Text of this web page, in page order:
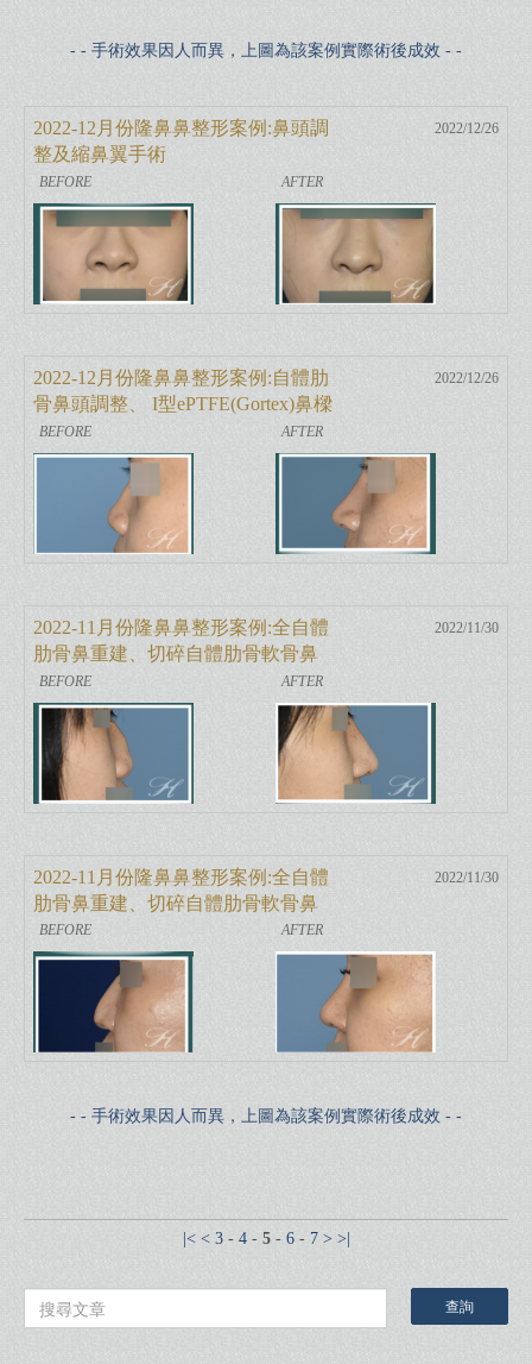
- - 手術效果因人而異，上圖為該案例實際術後成效 - -
2022-12月份隆鼻鼻整形案例:鼻頭調
整及縮鼻翼手術
2022/12/26
2022-12月份隆鼻鼻整形案例:自體肋
骨鼻頭調整、 I型ePTFE(Gortex)鼻樑
增高
2022/12/26
2022-11月份隆鼻鼻整形案例:全自體
肋骨鼻重建、切碎自體肋骨軟骨鼻
樑增高
2022/11/30
2022-11月份隆鼻鼻整形案例:全自體
肋骨鼻重建、切碎自體肋骨軟骨鼻
樑增高
2022/11/30
- - 手術效果因人而異，上圖為該案例實際術後成效 - -
|< < 3- 4- 5- 6- 7 > >|